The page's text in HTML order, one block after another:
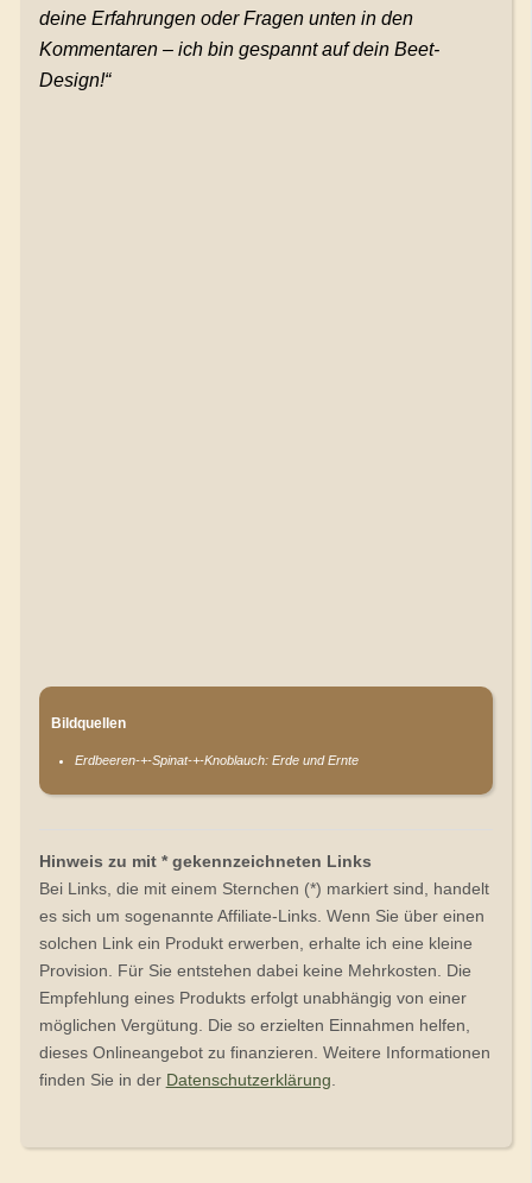
deine Erfahrungen oder Fragen unten in den
Kommentaren – ich bin gespannt auf dein Beet-
Design!“
Bildquellen
Erdbeeren-+-Spinat-+-Knoblauch: Erde und Ernte
Hinweis zu mit * gekennzeichneten Links
Bei Links, die mit einem Sternchen (*) markiert sind, handelt
es sich um sogenannte Affiliate-Links. Wenn Sie über einen
solchen Link ein Produkt erwerben, erhalte ich eine kleine
Provision. Für Sie entstehen dabei keine Mehrkosten. Die
Empfehlung eines Produkts erfolgt unabhängig von einer
möglichen Vergütung. Die so erzielten Einnahmen helfen,
dieses Onlineangebot zu finanzieren. Weitere Informationen
finden Sie in der Datenschutzerklärung